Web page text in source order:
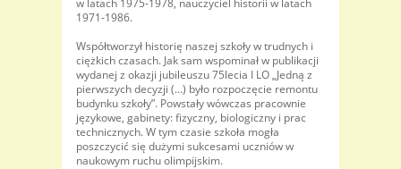
1971-1986.
Współtworzył historię naszej szkoły w trudnych i
ciężkich czasach. Jak sam wspominał w publikacji
wydanej z okazji jubileuszu 75lecia I LO „Jedną z
pierwszych decyzji (…) było rozpoczęcie remontu
budynku szkoły”. Powstały wówczas pracownie
językowe, gabinety: fizyczny, biologiczny i prac
technicznych. W tym czasie szkoła mogła
poszczycić się dużymi sukcesami uczniów w
naukowym ruchu olimpijskim.